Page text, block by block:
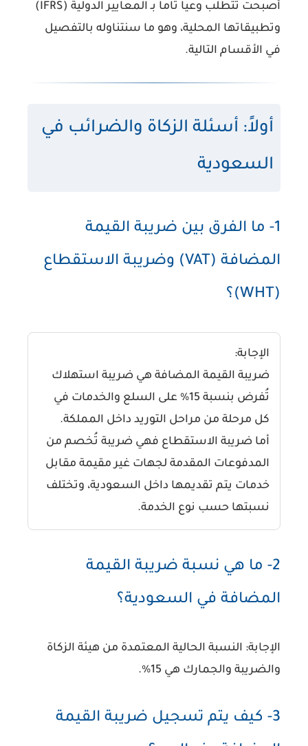
أصبحت تتطلب وعياً تاماً بـ المعايير الدولية (IFRS)
وتطبيقاتها المحلية، وهو ما سنتناوله بالتفصيل
في الأقسام التالية.
أولاً: أسئلة الزكاة والضرائب في
السعودية
1- ما الفرق بين ضريبة القيمة
المضافة (VAT) وضريبة الاستقطاع
(WHT)؟
الإجابة:
ضريبة القيمة المضافة هي ضريبة استهلاك
تُفرض بنسبة 15% على السلع والخدمات في
كل مرحلة من مراحل التوريد داخل المملكة.
أما ضريبة الاستقطاع فهي ضريبة تُخصم من
المدفوعات المقدمة لجهات غير مقيمة مقابل
خدمات يتم تقديمها داخل السعودية، وتختلف
نسبتها حسب نوع الخدمة.
2- ما هي نسبة ضريبة القيمة
المضافة في السعودية؟
الإجابة: النسبة الحالية المعتمدة من هيئة الزكاة
والضريبة والجمارك هي 15%.
3- كيف يتم تسجيل ضريبة القيمة